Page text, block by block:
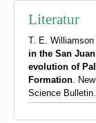
Literatur
T. E. Williamson
in the San
evolution of
Formation.
Science